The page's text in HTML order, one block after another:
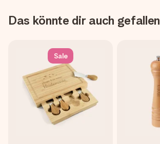
Das könnte dir auch gefallen
Sale